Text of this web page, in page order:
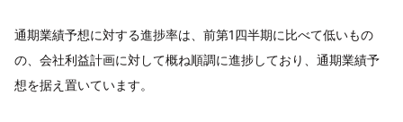
通期業績予想に対する進捗率は、前第1四半期に比べて低いもの
の、会社利益計画に対して概ね順調に進捗しており、通期業績予
想を据え置いています。